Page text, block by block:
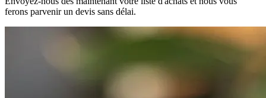
ferons parvenir un devis sans délai.